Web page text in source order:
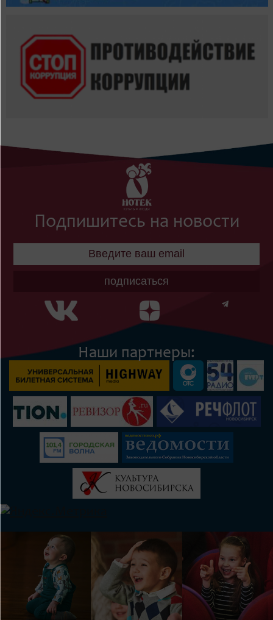
Подпишитесь на новости
подписаться
Наши партнеры: